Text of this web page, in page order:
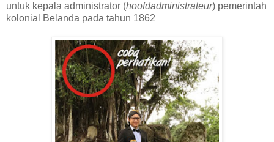
untuk kepala administrator (hoofdadministrateur) pemerintah
kolonial Belanda pada tahun 1862